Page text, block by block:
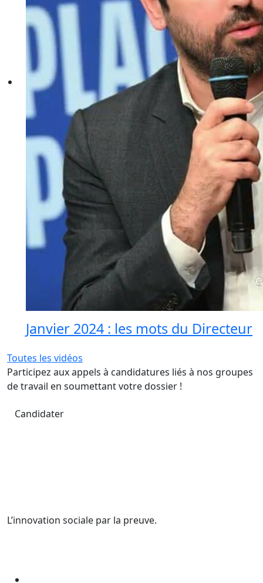
Janvier 2024 : les mots du Directeur
Toutes les vidéos
Participez aux appels à candidatures liés à nos groupes
de travail en soumettant votre dossier !
Candidater
L’innovation sociale par la preuve.